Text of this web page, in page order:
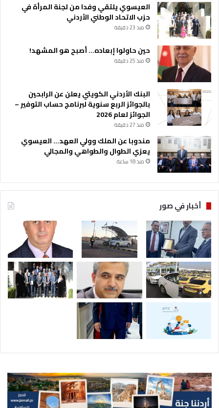
العيسوي يلتقي وفدا من لجنة المرأة في
حزب الاتحاد الوطني الأردني
منذ 23 دقيقة
حين حاولوا إبعاده… أصبح هو المشهد!
منذ 25 دقيقة
البنك الأردني الكويتي يعلن عن الرابحين
بالجوائز الربع سنوية لبرنامج حساب التوفير –
الجوائز لعام 2026
منذ 27 دقيقة
مندوبا عن الملك وولي العهد… العيسوي
يعزي الطوال والطواهي والمجالي
منذ 18 ساعة
أخبار في صور